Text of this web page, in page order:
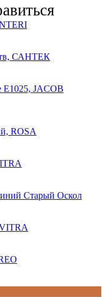
САНТЕК
E1025, JACOB
ROSA
Старый Оскол